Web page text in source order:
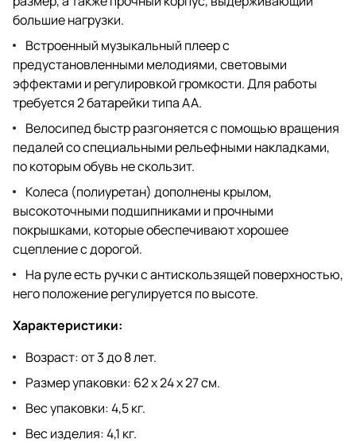
большие нагрузки.
Встроенный музыкальный плеер с
предустановленными мелодиями, световыми
эффектами и регулировкой громкости. Для работы
требуется 2 батарейки типа АА.
Велосипед быстр разгоняется с помощью вращения
педалей со специальными рельефными накладками,
по которым обувь не скользит.
Колеса (полиуретан) дополнены крылом,
высокоточными подшипниками и прочными
покрышками, которые обеспечивают хорошее
сцепление с дорогой.
На руле есть ручки с антискользящей поверхностью,
него положение регулируется по высоте.
Характеристики:
Возраст: от 3 до 8 лет.
Размер упаковки: 62 х 24 х 27 см.
Вес упаковки: 4,5 кг.
Вес изделия: 4,1 кг.